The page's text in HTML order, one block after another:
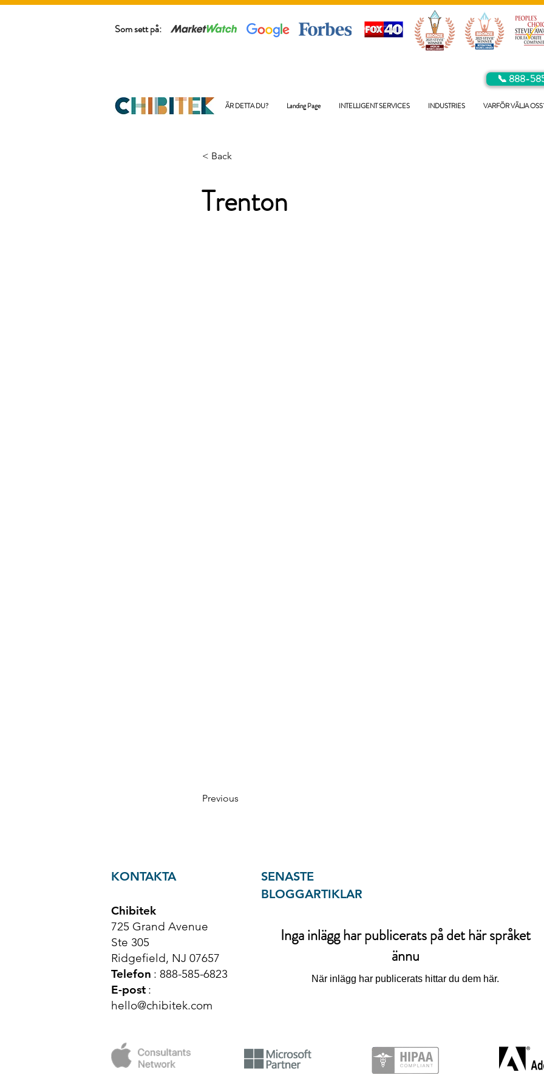
Som sett på:
📞 888-
ÄR DETTA DU? Landing Page INTELLIGENT SERVICES INDUSTRIES VARFÖR VÄLJA
< Back
Trenton
Previous
KONTAKTA
Chibitek
725 Grand Avenue
Ste 305
Ridgefield, NJ 07657
Telefon : 888-585-6823
E-post :
hello@chibitek.com
SENASTE
BLOGGARTIKLAR
Inga inlägg har publicerats på det här språket
ännu
När inlägg har publicerats hittar du dem här.